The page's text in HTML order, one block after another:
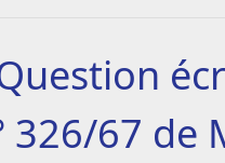
326/67 de